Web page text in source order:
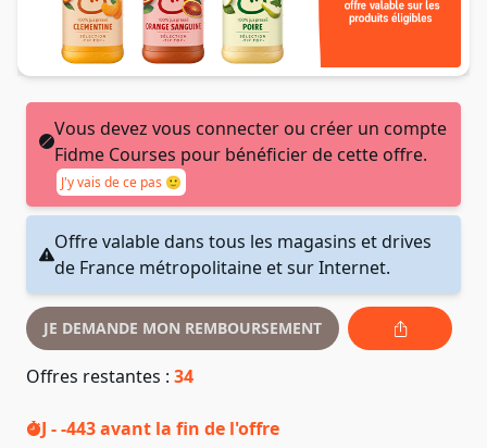
JE DEMANDE MON REMBOURSEMENT
Offre valable dans tous les magasins et drives
de France métropolitaine et sur Internet.
Vous devez vous connecter ou créer un compte
Fidme Courses pour bénéficier de cette offre.
J'y vais de ce pas 🙂
Offres restantes : 34
J - -443avant la fin de l'offre